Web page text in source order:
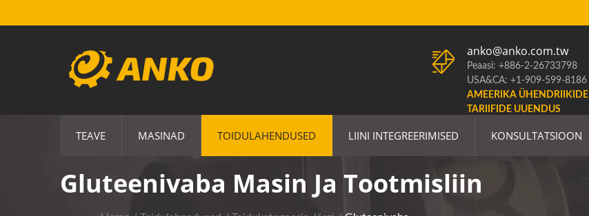
anko@anko.com.tw
Peaasi: +886-2-26733798
USA&CA: +1-909-599-8186
AMEERIKA ÜHENDRIIKIDE
TARIIFIDE UUENDUS
TEAVE MASINAD TOIDULAHENDUSED LIINI INTEGREERIMISED KONSULTATSIOON
Gluteenivaba Masin Ja Tootmisliin